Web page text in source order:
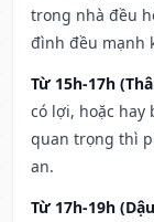
trong nhà đều
đình đều mạnh
Từ 15h-17h
có lợi, hoặc hay
quan trọng thì
an.
Từ 17h-19h